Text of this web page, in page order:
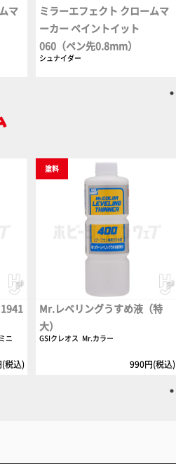
マ
ミラーエフェクト クロームマ
ーカー ペイントイット
060（ペン先0.8mm）
シュナイダー
ニ
税込)
塗料
Mr.レベリングうすめ液（特
大）
GSIクレオス Mr.カラー
990円(税込)